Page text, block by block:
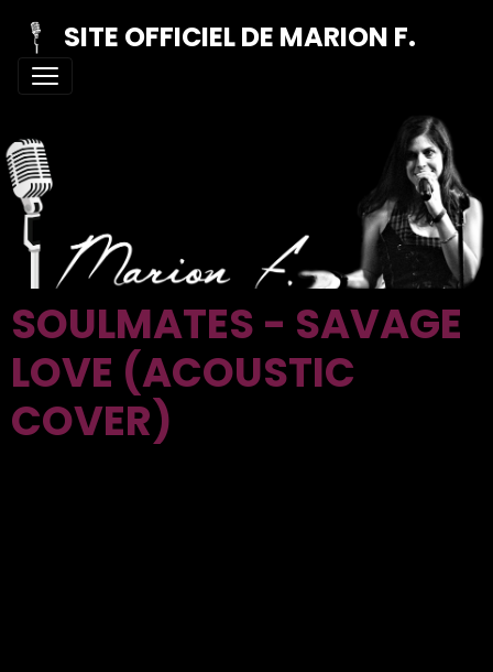
SITE OFFICIEL DE MARION F.
SOULMATES - SAVAGE
LOVE (ACOUSTIC
COVER)